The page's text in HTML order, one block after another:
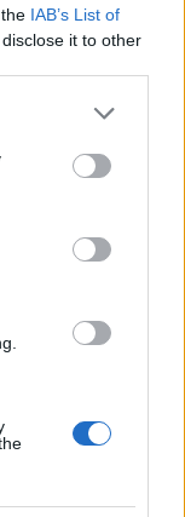
IAB’s List of
it to other
3,00von 5)